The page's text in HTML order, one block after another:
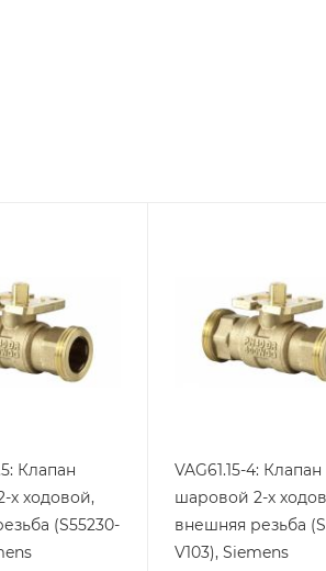
Клапан
х ходовой,
(S55230-
VAG61.15-4: Клапан
шаровой 2-х
внешняя резьба
V103), Siemens